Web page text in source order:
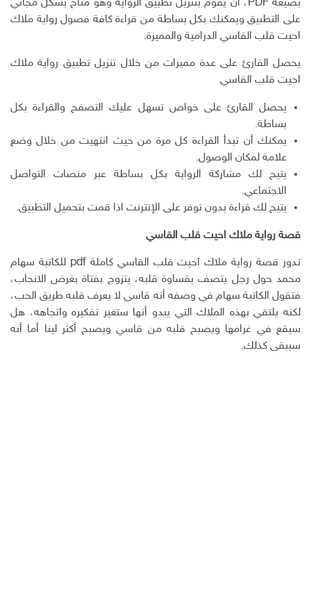
بصيغة PDF، أن يقوم بتنزيل تطبيق الرواية وهو متاح بشكل مجاني
على التطبيق ويمكنك بكل بساطة من قراءة كافة فصول رواية ملاك
احيت قلب القاسي الدرامية والمميزة.
يحصل القارئ على عدة مميزات من خلال تنزيل تطبيق رواية ملاك
احيت قلب القاسي
يحصل القارئ على خواص تسهل عليك التصفح والقراءة بكل
بساطة.
يمكنك أن تبدأ القراءة كل مرة من حيث انتهيت من خلال وضع
علامة لمكان الوصول.
يتيح لك مشاركة الرواية بكل بساطة عبر منصات التواصل
الاجتماعي.
يتيح لك قراءة بدون توفر على الإنترنت اذا قمت بتحميل التطبيق.
قصة رواية ملاك احيت قلب القاسي
تدور قصة رواية ملاك احيت قلب القاسي كاملة pdf للكاتبة سهام
محمد حول رجل يتصف بقساوة قلبه، يتزوج بفتاة بغرض الانجاب،
فتقول الكاتبة سهام في وصفه أنه قاسي لا يعرف قلبه طريق الحب،
لكنه يلتقي بهذه الملاك التي يبدو أنها ستغير تفكيره واتجاهه، هل
سيقع في غرامها ويصبح قلبه من قاسي ويصبح أكثر لينا أما أنه
سيبقى كذلك.